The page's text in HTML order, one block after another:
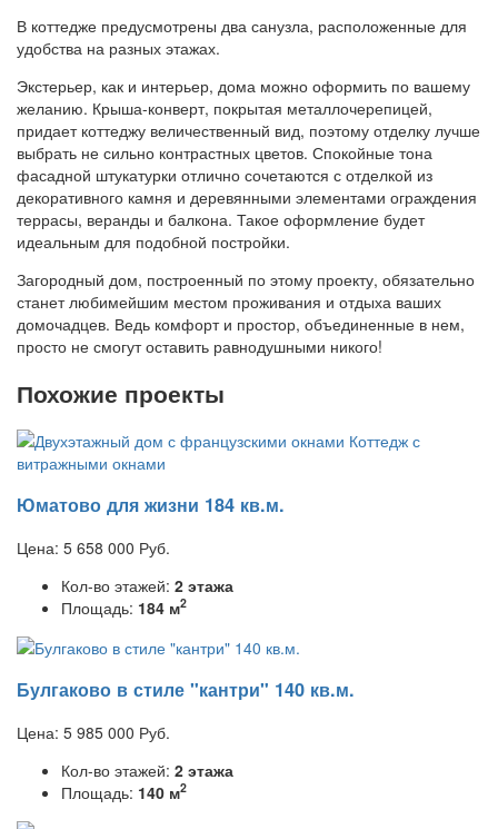
В коттедже предусмотрены два санузла, расположенные для
удобства на разных этажах.
Экстерьер, как и интерьер, дома можно оформить по вашему
желанию. Крыша-конверт, покрытая металлочерепицей,
придает коттеджу величественный вид, поэтому отделку лучше
выбрать не сильно контрастных цветов. Спокойные тона
фасадной штукатурки отлично сочетаются с отделкой из
декоративного камня и деревянными элементами ограждения
террасы, веранды и балкона. Такое оформление будет
идеальным для подобной постройки.
Загородный дом, построенный по этому проекту, обязательно
станет любимейшим местом проживания и отдыха ваших
домочадцев. Ведь комфорт и простор, объединенные в нем,
просто не смогут оставить равнодушными никого!
Похожие проекты
Юматово для жизни 184 кв.м.
Цена: 5 658 000 Руб.
Кол-во этажей: 2 этажа
Площадь: 184 м2
Булгаково в стиле "кантри" 140 кв.м.
Цена: 5 985 000 Руб.
Кол-во этажей: 2 этажа
Площадь: 140 м2